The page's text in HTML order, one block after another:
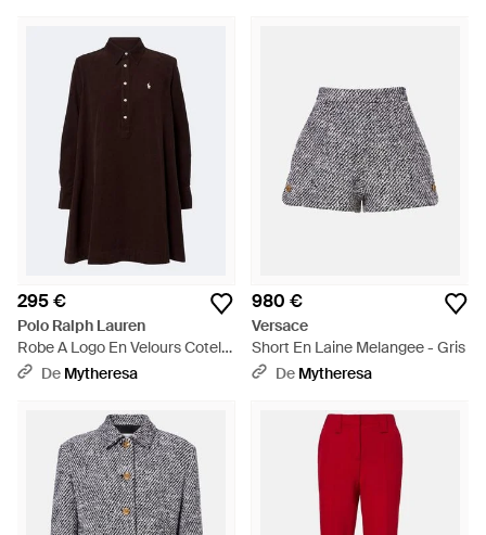
295 €
Polo Ralph Lauren
Robe A Logo En Velours Cotele
De Coton - Marron
De Mytheresa
980 €
Versace
Short En Laine Melangee - Gris
De Mytheresa